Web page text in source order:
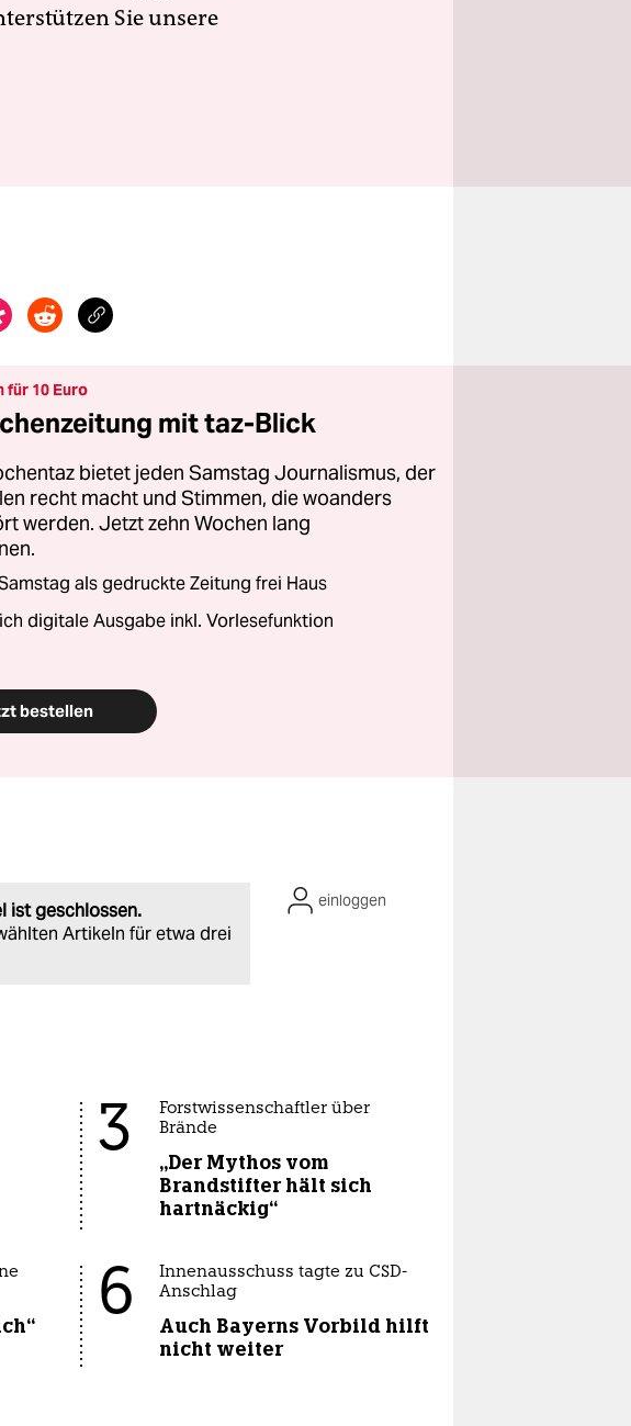
Sie unsere
für 10 Euro
mit taz-Blick
bietet jeden Samstag Journalismus, der
recht macht und Stimmen, die woanders
werden. Jetzt zehn Wochen lang
als gedruckte Zeitung frei Haus
digitale Ausgabe inkl. Vorlesefunktion
bestellen
ist geschlossen.
Artikeln für etwa drei
einloggen
3
Forstwissenschaftler über
Brände
„Der Mythos vom
Brandstifter hält sich
hartnäckig“
6
Innenausschuss tagte zu CSD-
Anschlag
Auch Bayerns Vorbild hilft
nicht weiter